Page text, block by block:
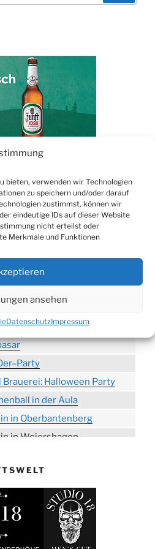
bieten, verwenden wir Technologien
zu speichern und/oder darauf
zustimmst, können wir
eindeutige IDs auf dieser Website
nicht erteilst oder
Merkmale und Funktionen
ansehen
DatenschutzImpressum
Wochenenden der Erzquell
in der Ortsmitte
in Helmerhausen
Turnier
in Hengstenberg
im Burghaus
Brauerei: Halloween Party
in der Aula
in Oberbantenberg
in Weiershagen
Burghaus
der Tollitäten
Männerchor
am Ehrenmal